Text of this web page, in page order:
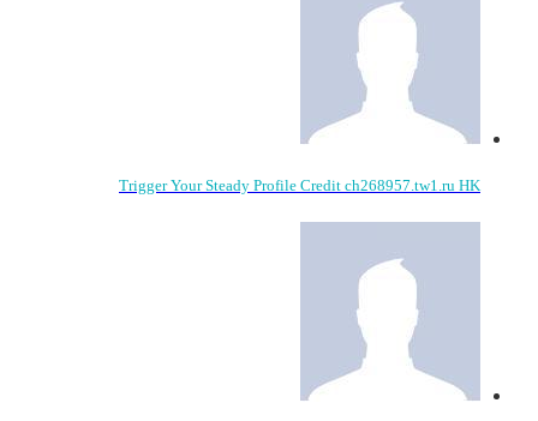
Trigger Your Steady Profile Credit ch268957.tw1.ru HK